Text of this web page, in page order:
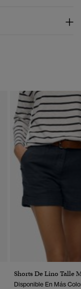
Shorts De Lino Talle
Disponible En Más